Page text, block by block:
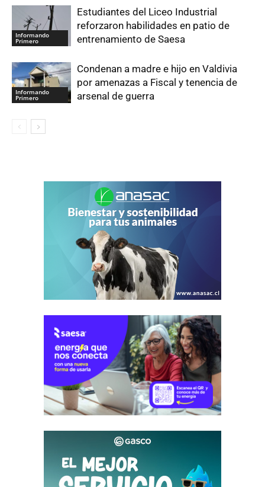
Informando
Primero
Estudiantes del Liceo Industrial
reforzaron habilidades en patio de
entrenamiento de Saesa
Informando
Primero
Condenan a madre e hijo en Valdivia
por amenazas a Fiscal y tenencia de
arsenal de guerra